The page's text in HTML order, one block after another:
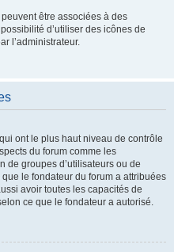
être associées à des
d’utiliser des icônes de
l’administrateur.
ont le plus haut niveau de contrôle
du forum comme les
de groupes d’utilisateurs ou de
le fondateur du forum a attribuées
avoir toutes les capacités de
ce que le fondateur a autorisé.